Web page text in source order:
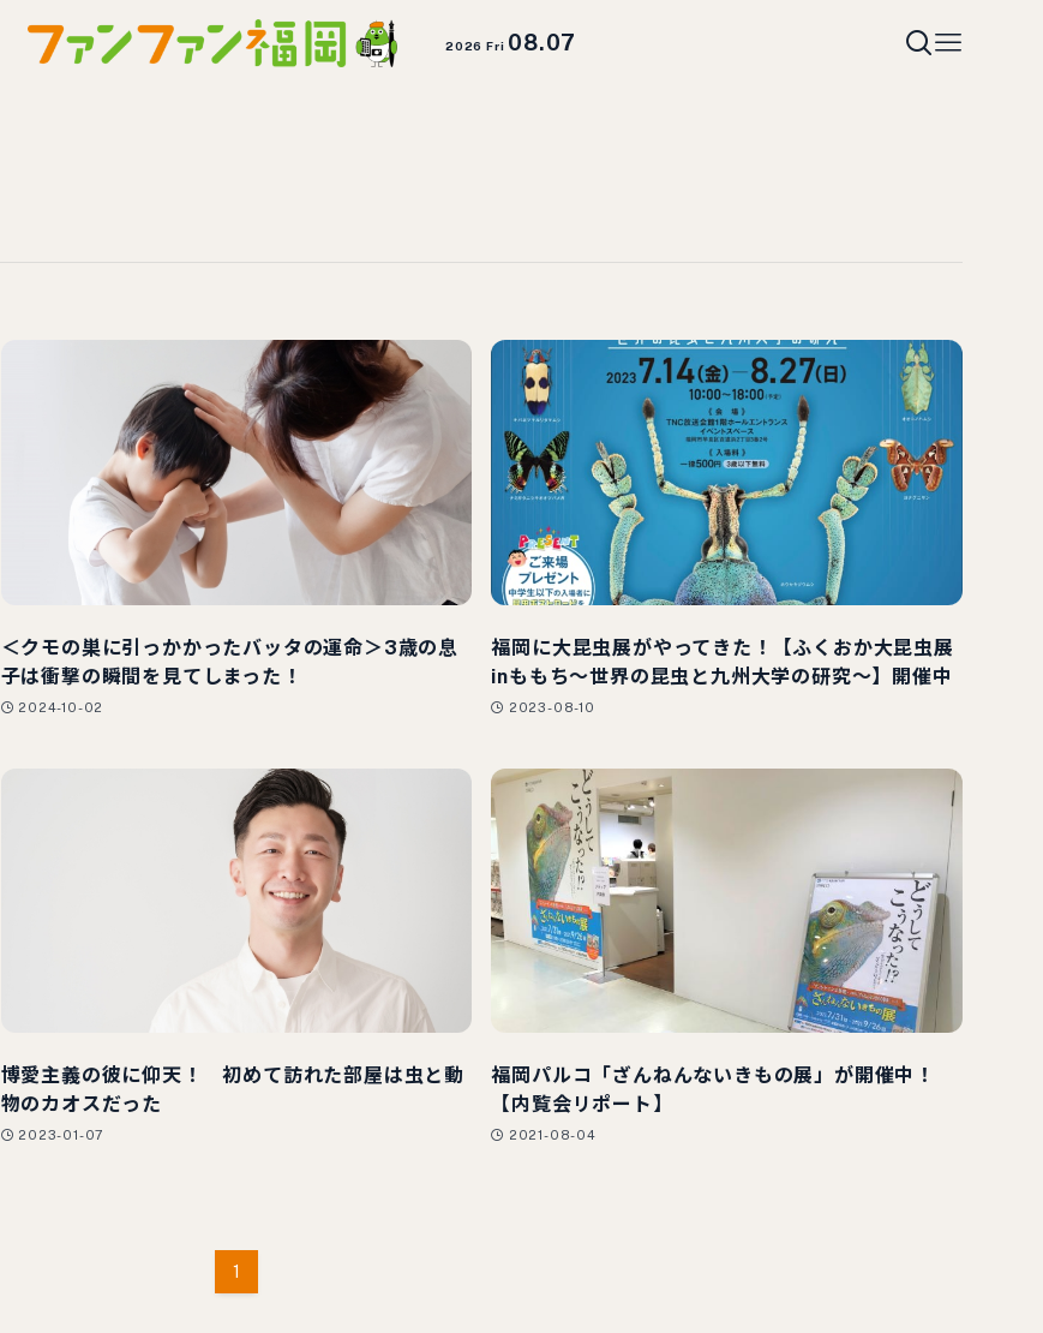
2026 Fri 08.07
＜クモの巣に引っかかったバッタの運命＞3歳の息
子は衝撃の瞬間を見てしまった！
2024-10-02
福岡に大昆虫展がやってきた！【ふくおか大昆虫展
inももち～世界の昆虫と九州大学の研究～】開催中
2023-08-10
博愛主義の彼に仰天！ 初めて訪れた部屋は虫と動
物のカオスだった
2023-01-07
福岡パルコ「ざんねんないきもの展」が開催中！
【内覧会リポート】
2021-08-04
1